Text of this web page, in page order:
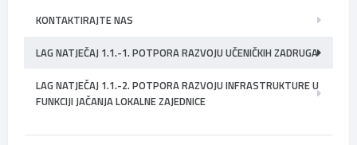
KONTAKTIRAJTE NAS
LAG NATJEČAJ 1.1.-1. POTPORA RAZVOJU UČENIČKIH ZADRUGA
LAG NATJEČAJ 1.1.-2. POTPORA RAZVOJU INFRASTRUKTURE U
FUNKCIJI JAČANJA LOKALNE ZAJEDNICE